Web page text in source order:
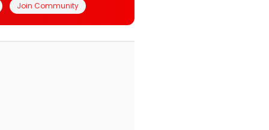
Join Community